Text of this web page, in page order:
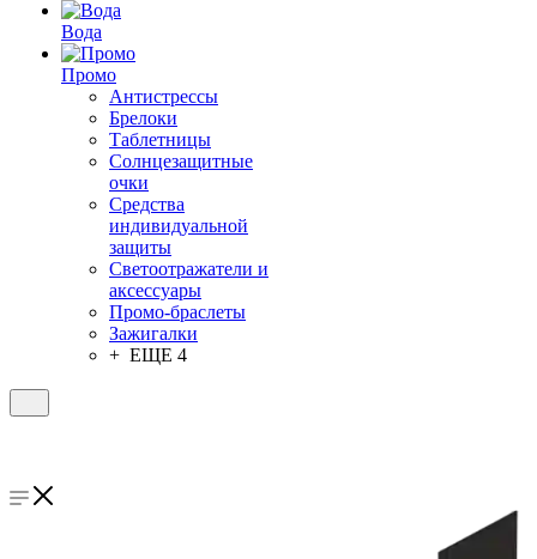
Вода
Промо
Антистрессы
Брелоки
Таблетницы
Солнцезащитные
очки
Средства
индивидуальной
защиты
Светоотражатели и
аксессуары
Промо-браслеты
Зажигалки
+ ЕЩЕ 4